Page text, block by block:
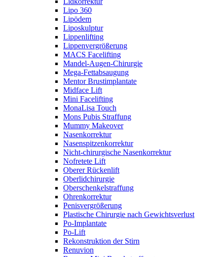
Lipo 360
Lipödem
Liposkulptur
Lippenlifting
Lippenvergrößerung
MACS Facelifting
Mandel-Augen-Chirurgie
Mega-Fettabsaugung
Mentor Brustimplantate
Midface Lift
Mini Facelifting
MonaLisa Touch
Mons Pubis Straffung
Mummy Makeover
Nasenkorrektur
Nasenspitzenkorrektur
Nicht-chirurgische Nasenkorrektur
Nofretete Lift
Oberer Rückenlift
Oberlidchirurgie
Oberschenkelstraffung
Ohrenkorrektur
Penisvergrößerung
Plastische Chirurgie nach Gewichtsverlust
Po-Implantate
Po-Lift
Rekonstruktion der Stirn
Renuvion